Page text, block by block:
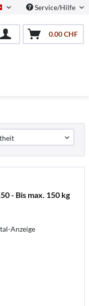
Schweiz/DeutschService/Hilfe
0.00 CHF
- Bis max. 150 kg
Anzeige